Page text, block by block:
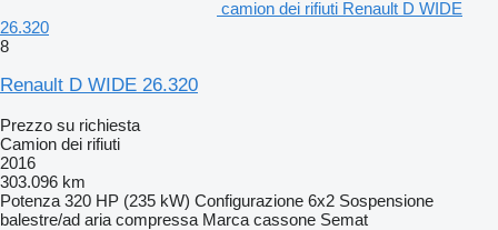
camion dei rifiuti Renault D WIDE
26.320
8
Renault D WIDE 26.320
Prezzo su richiesta
Camion dei rifiuti
2016
303.096 km
Potenza 320 HP (235 kW) Configurazione 6x2 Sospensione
balestre/ad aria compressa Marca cassone Semat